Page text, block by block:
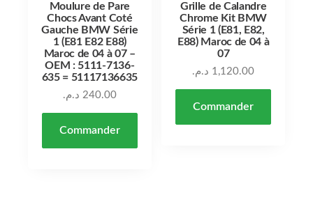
Moulure de Pare
Chocs Avant Coté
Gauche BMW Série
1 (E81 E82 E88)
Maroc de 04 à 07 –
OEM : 5111-7136-
635 = 51117136635
240.00 د.م.
Commander
Grille de Calandre
Chrome Kit BMW
Série 1 (E81, E82,
E88) Maroc de 04 à
07
1,120.00 د.م.
Commander